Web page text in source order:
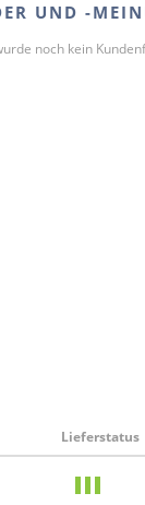
UND -
noch kein
Lieferstatus